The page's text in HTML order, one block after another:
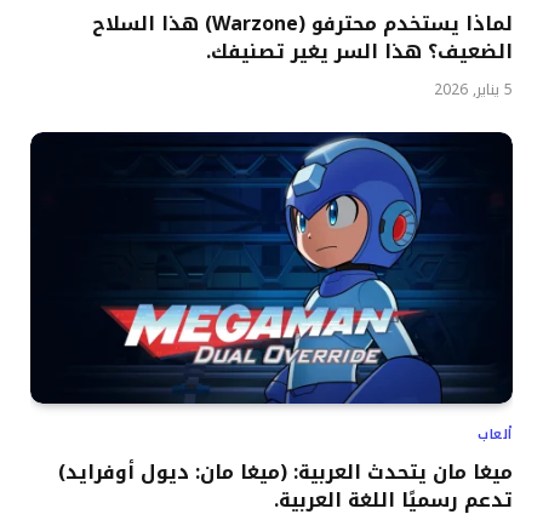
لماذا يستخدم محترفو (Warzone) هذا السلاح
الضعيف؟ هذا السر يغير تصنيفك.
5 يناير, 2026
ألعاب
ميغا مان يتحدث العربية: (ميغا مان: ديول أوفرايد)
تدعم رسميًا اللغة العربية.